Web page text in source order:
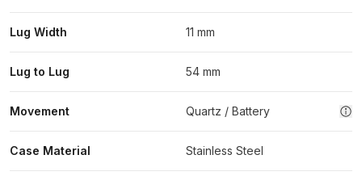
Lug Width 11 mm
Lug to Lug 54 mm
Movement Quartz / Battery
Case Material Stainless Steel